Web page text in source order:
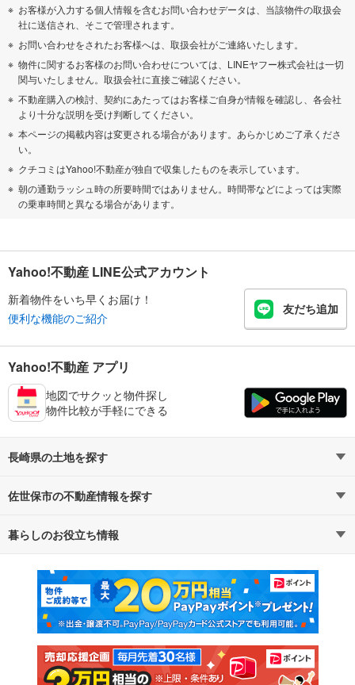
お客様が入力する個人情報を含むお問い合わせデータは、当該物件の取扱会
社に送信され、そこで管理されます。
お問い合わせをされたお客様へは、取扱会社がご連絡いたします。
物件に関するお客様のお問い合わせについては、LINEヤフー株式会社は一切
関与いたしません。取扱会社に直接ご確認ください。
不動産購入の検討、契約にあたってはお客様ご自身が情報を確認し、各会社
より十分な説明を受け判断してください。
本ページの掲載内容は変更される場合があります。あらかじめご了承くださ
い。
クチコミはYahoo!不動産が独自で収集したものを表示しています。
朝の通勤ラッシュ時の所要時間ではありません。時間帯などによっては実際
の乗車時間と異なる場合があります。
Yahoo!不動産 LINE公式アカウント
新着物件をいち早くお届け！
便利な機能のご紹介
友だち追加
Yahoo!不動産 アプリ
地図でサクッと物件探し
物件比較が手軽にできる
長崎県の土地を探す
路線・駅から探す
通勤・通学時間から探す
佐世保市の不動産情報を探す
不動産・住宅
新築マンション 中古マンション
新築一戸建て 中古一戸建て
注文住宅 土地
暮らしのお役立ち情報
マンションカタログ 教えて！住まいの先生